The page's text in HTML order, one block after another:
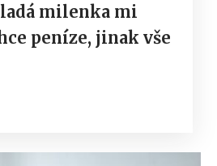
milenka mi
peníze, jinak vše